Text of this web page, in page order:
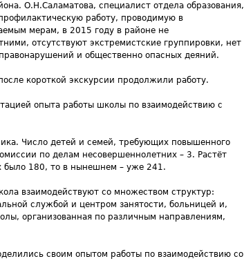
О.Н.Саламатова, специалист отдела образования,
работу, проводимую в
мерам, в 2015 году в районе не
отсутствуют экстремистские группировки, нет
и общественно опасных деяний.
короткой экскурсии продолжили работу.
опыта работы школы по взаимодействию с
Число детей и семей, требующих повышенного
по делам несовершеннолетних – 3. Растёт
было 180, то в нынешнем – уже 241.
взаимодействуют со множеством структур:
службой и центром занятости, больницей и,
организованная по различным направлениям,
своим опытом работы по взаимодействию со